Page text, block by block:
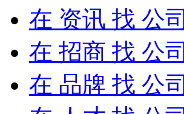
在 资讯 找 公司
在 招商 找 公司
在 品牌 找 公司